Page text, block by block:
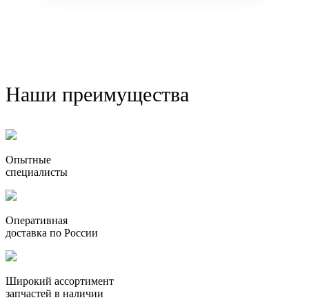
Наши преимущества
Опытные
специалисты
Оперативная
доставка по России
Широкий ассортимент
запчастей в наличии